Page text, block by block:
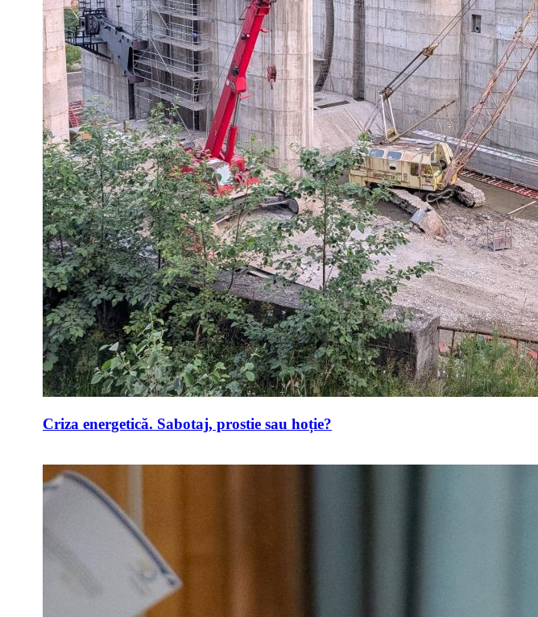
Criza energetică. Sabotaj, prostie sau hoție?